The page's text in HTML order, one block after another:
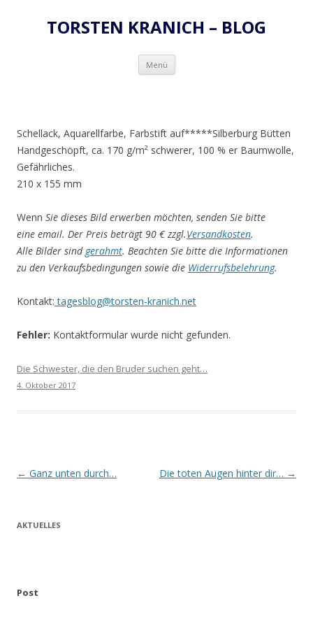
TORSTEN KRANICH – BLOG
Menü Zum
springen
Schellack, Aquarellfarbe, Farbstift auf*****Silberburg Bütten
Handgeschöpft, ca. 170 g/m² schwerer, 100 % er Baumwolle,
Gefährliches.
210 x 155 mm
Wenn Sie dieses Bild erwerben möchten, senden Sie bitte
eine email. Der Preis beträgt 90 € zzgl.Versandkosten.
Alle Bilder sind gerahmt. Beachten Sie bitte die Informationen
zu den Verkaufsbedingungen sowie die Widerrufsbelehrung.
Kontakt: tagesblog@torsten-kranich.net
Fehler: Kontaktformular wurde nicht gefunden.
Die Schwester, die den Bruder suchen geht…
4. Oktober 2017
Beitrags-
← Ganz unten durch… Die toten Augen hinter dir… →
AKTUELLES
Post